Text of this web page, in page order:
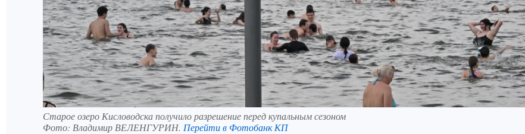
Старое озеро Кисловодска получило разрешение перед купальным сезоном
Фото: Владимир ВЕЛЕНГУРИН. Перейти в Фотобанк КП